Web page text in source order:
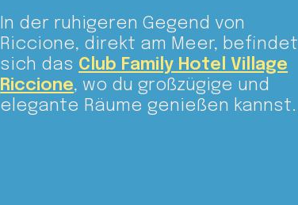
In der ruhigeren Gegend von
Riccione, direkt am Meer, befindet
sich das Club Family Hotel Village
Riccione, wo du großzügige und
elegante Räume genießen kannst.